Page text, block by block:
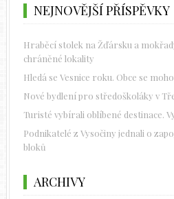
NEJNOVĚJŠÍ PŘÍSPĚVKY
Hraběcí stolek na Žďársku a
chráněné lokality
Hledá se Vesnice roku. Obce se
Nové bydlení pro středoškoláky v
Turisté vybírali oblíbené destinace.
Podnikatelé z Vysočiny jednali o
bloků
ARCHIVY